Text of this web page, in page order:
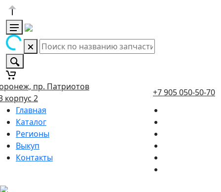
пр. Патриотов
корпус 2
+7 905 050-50-70
Главная
Каталог
Регионы
Выкуп
Контакты